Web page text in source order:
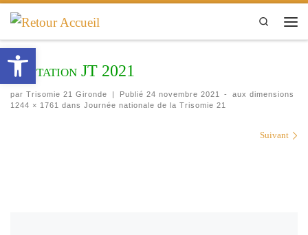
Passer au contenu
Search
Invitation JT 2021
par Trisomie 21 Gironde | Publié 24 novembre 2021 -
aux dimensions
1244 × 1761 dans Journée nationale de la Trisomie 21
Suivant
Ouvrir la barre d’outils